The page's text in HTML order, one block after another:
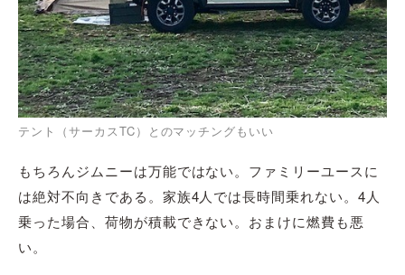
テント（サーカスTC）とのマッチングもいい
もちろんジムニーは万能ではない。ファミリーユースに
は絶対不向きである。家族4人では長時間乗れない。4人
乗った場合、荷物が積載できない。おまけに燃費も悪
い。